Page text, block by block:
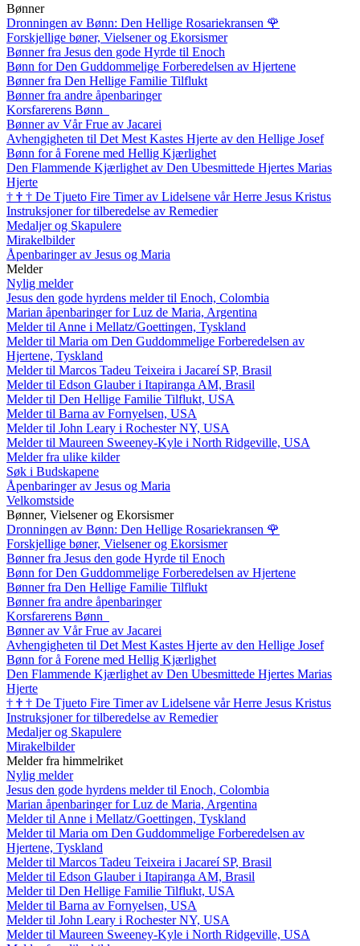
Bønner
Dronningen av Bønn: Den Hellige Rosariekransen 🌹
Forskjellige bøner, Vielsener og Ekorsismer
Bønner fra Jesus den gode Hyrde til Enoch
Bønn for Den Guddommelige Forberedelsen av Hjertene
Bønner fra Den Hellige Familie Tilflukt
Bønner fra andre åpenbaringer
Korsfarerens Bønn
Bønner av Vår Frue av Jacarei
Avhengigheten til Det Mest Kastes Hjerte av den Hellige Josef
Bønn for å Forene med Hellig Kjærlighet
Den Flammende Kjærlighet av Den Ubesmittede Hjertes Marias
Hjerte
† † † De Tjueto Fire Timer av Lidelsene vår Herre Jesus Kristus
Instruksjoner for tilberedelse av Remedier
Medaljer og Skapulere
Mirakelbilder
Åpenbaringer av Jesus og Maria
Melder
Nylig melder
Jesus den gode hyrdens melder til Enoch, Colombia
Marian åpenbaringer for Luz de Maria, Argentina
Melder til Anne i Mellatz/Goettingen, Tyskland
Melder til Maria om Den Guddommelige Forberedelsen av
Hjertene, Tyskland
Melder til Marcos Tadeu Teixeira i Jacareí SP, Brasil
Melder til Edson Glauber i Itapiranga AM, Brasil
Melder til Den Hellige Familie Tilflukt, USA
Melder til Barna av Fornyelsen, USA
Melder til John Leary i Rochester NY, USA
Melder til Maureen Sweeney-Kyle i North Ridgeville, USA
Melder fra ulike kilder
Søk i Budskapene
Åpenbaringer av Jesus og Maria
Velkomstside
Bønner, Vielsener og Ekorsismer
Dronningen av Bønn: Den Hellige Rosariekransen 🌹
Forskjellige bøner, Vielsener og Ekorsismer
Bønner fra Jesus den gode Hyrde til Enoch
Bønn for Den Guddommelige Forberedelsen av Hjertene
Bønner fra Den Hellige Familie Tilflukt
Bønner fra andre åpenbaringer
Korsfarerens Bønn
Bønner av Vår Frue av Jacarei
Avhengigheten til Det Mest Kastes Hjerte av den Hellige Josef
Bønn for å Forene med Hellig Kjærlighet
Den Flammende Kjærlighet av Den Ubesmittede Hjertes Marias
Hjerte
† † † De Tjueto Fire Timer av Lidelsene vår Herre Jesus Kristus
Instruksjoner for tilberedelse av Remedier
Medaljer og Skapulere
Mirakelbilder
Melder fra himmelriket
Nylig melder
Jesus den gode hyrdens melder til Enoch, Colombia
Marian åpenbaringer for Luz de Maria, Argentina
Melder til Anne i Mellatz/Goettingen, Tyskland
Melder til Maria om Den Guddommelige Forberedelsen av
Hjertene, Tyskland
Melder til Marcos Tadeu Teixeira i Jacareí SP, Brasil
Melder til Edson Glauber i Itapiranga AM, Brasil
Melder til Den Hellige Familie Tilflukt, USA
Melder til Barna av Fornyelsen, USA
Melder til John Leary i Rochester NY, USA
Melder til Maureen Sweeney-Kyle i North Ridgeville, USA